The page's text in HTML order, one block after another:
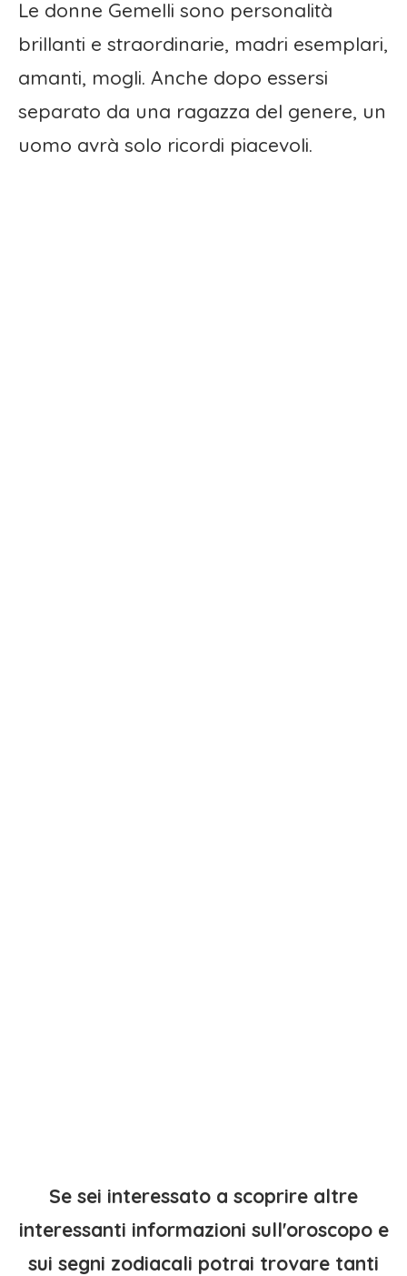
Le donne Gemelli sono personalità
brillanti e straordinarie, madri esemplari,
amanti, mogli. Anche dopo essersi
separato da una ragazza del genere, un
uomo avrà solo ricordi piacevoli.
Se sei interessato a scoprire altre
interessanti informazioni sull'oroscopo e
sui segni zodiacali potrai trovare tanti